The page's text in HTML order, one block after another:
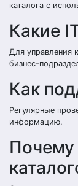
каталога с
Какие
Для управления
бизнес-
Как
Регулярные
информацию.
Почему